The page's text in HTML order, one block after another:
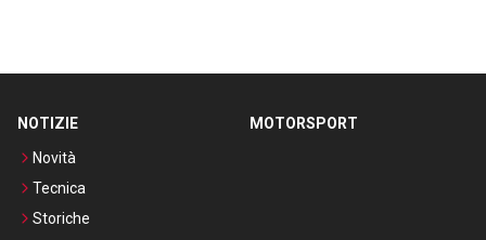
NOTIZIE
Novità
Tecnica
Storiche
MOTORSPORT